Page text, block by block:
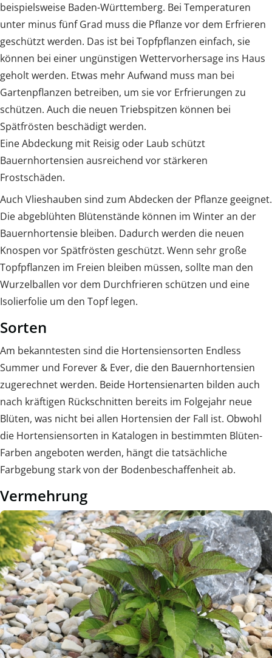
beispielsweise Baden-Württemberg. Bei Temperaturen
unter minus fünf Grad muss die Pflanze vor dem Erfrieren
geschützt werden. Das ist bei Topfpflanzen einfach, sie
können bei einer ungünstigen Wettervorhersage ins Haus
geholt werden. Etwas mehr Aufwand muss man bei
Gartenpflanzen betreiben, um sie vor Erfrierungen zu
schützen. Auch die neuen Triebspitzen können bei
Spätfrösten beschädigt werden.
Eine Abdeckung mit Reisig oder Laub schützt
Bauernhortensien ausreichend vor stärkeren
Frostschäden.
Auch Vlieshauben sind zum Abdecken der Pflanze geeignet.
Die abgeblühten Blütenstände können im Winter an der
Bauernhortensie bleiben. Dadurch werden die neuen
Knospen vor Spätfrösten geschützt. Wenn sehr große
Topfpflanzen im Freien bleiben müssen, sollte man den
Wurzelballen vor dem Durchfrieren schützen und eine
Isolierfolie um den Topf legen.
Sorten
Am bekanntesten sind die Hortensiensorten Endless
Summer und Forever & Ever, die den Bauernhortensien
zugerechnet werden. Beide Hortensienarten bilden auch
nach kräftigen Rückschnitten bereits im Folgejahr neue
Blüten, was nicht bei allen Hortensien der Fall ist. Obwohl
die Hortensiensorten in Katalogen in bestimmten Blüten-
Farben angeboten werden, hängt die tatsächliche
Farbgebung stark von der Bodenbeschaffenheit ab.
Vermehrung